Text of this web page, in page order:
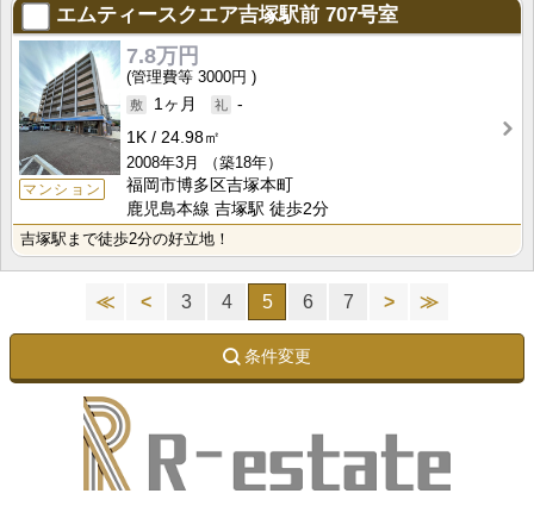
エムティースクエア吉塚駅前 707号室
マンション
7.8万円
3000円
1ヶ月
-
1K
24.98㎡
2008年3月
（築18年）
福岡市博多区吉塚本町
鹿児島本線 吉塚駅 徒歩2分
吉塚駅まで徒歩2分の好立地！
≪ < 3 4 5 6 7 > ≫
条件変更